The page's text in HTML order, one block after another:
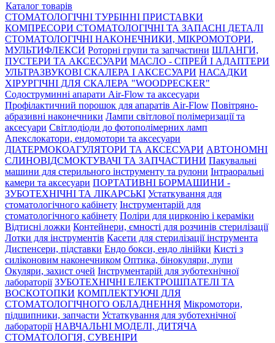
Каталог товарів
СТОМАТОЛОГІЧНІ ТУРБІННІ ПРИСТАВКИ
КОМПРЕСОРИ СТОМАТОЛОГІЧНІ ТА ЗАПАСНІ ДЕТАЛІ
СТОМАТОЛОГІЧНІ НАКОНЕЧНИКИ, МІКРОМОТОРИ,
МУЛЬТИФЛЕКСИ Роторні групи та запчастини ШЛАНГИ,
ПУСТЕРИ ТА АКСЕСУАРИ МАСЛО - СПРЕЙ І АДАПТЕРИ
УЛЬТРАЗВУКОВІ СКАЛЕРА І АКСЕСУАРИ НАСАДКИ
ХІРУРГІЧНІ ДЛЯ СКАЛЕРА "WOODPECKER"
Содоструминні апарати Air-Flow та аксесуари
Профілактичний порошок для апаратів Air-Flow Повітряно-
абразивні наконечники Лампи світлової полімеризації та
аксесуари Світлодіоди до фотополімерних ламп
Апекслокатори, ендомотори та аксесуари
ДІАТЕРМОКОАГУЛЯТОРИ ТА АКСЕСУАРИ АВТОНОМНІ
СЛИНОВІДСМОКТУВАЧІ ТА ЗАПЧАСТИНИ Пакувальні
машини для стерильного інструменту та рулони Інтраоральні
камери та аксесуари ПОРТАТИВНІ БОРМАШИНИ -
ЗУБОТЕХНІЧНІ ТА ЛІКАРСЬКІ Устаткування для
стоматологічного кабінету Інструментарій для
стоматологічного кабінету Поліри для цирконію і кераміки
Відтисні ложки Контейнери, ємності для розчинів стерилізації
Лотки для інструментів Касети для стерилізації інструмента
Диспенсери, підставки Ендо бокси, ендо лінійки Кисті з
силіконовим наконечником Оптика, бінокуляри, лупи
Окуляри, захист очей Інструментарій для зуботехнічної
лабораторії ЗУБОТЕХНІЧНІ ЕЛЕКТРОШПАТЕЛІ ТА
ВОСКОТОПКИ КОМПЛЕКТУЮЧІ ДЛЯ
СТОМАТОЛОГІЧНОГО ОБЛАДНЕННЯ Мікромотори,
підшипники, запчасти Устаткування для зуботехнічної
лабораторії НАВЧАЛЬНІ МОДЕЛІ, ДИТЯЧА
СТОМАТОЛОГІЯ, СУВЕНІРИ